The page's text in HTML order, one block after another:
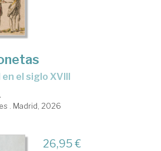
el siglo XVIII
. Madrid, 2026
26,95 €